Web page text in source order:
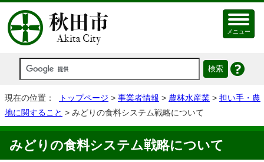
メニュー
現在の位置： トップページ > 事業者情報 > 農林水産業 > 担い手・農
地に関すること > みどりの食料システム戦略について
みどりの食料システム戦略について